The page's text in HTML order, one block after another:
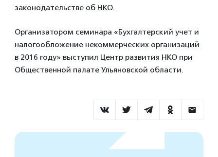
законодательстве об НКО.
Организатором семинара «Бухгалтерский учет и
налогообложение некоммерческих организаций
в 2016 году» выступил Центр развития НКО при
Общественной палате Ульяновской области.